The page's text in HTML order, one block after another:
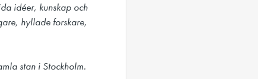
idéer, kunskap och
hyllade forskare,
stan i Stockholm.